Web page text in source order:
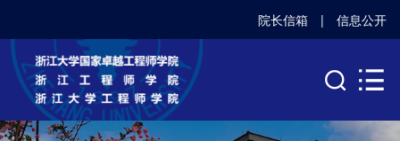
院长信箱 | 信息公开